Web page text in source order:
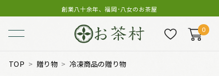
創業八十余年、福岡･八女のお茶屋
0
TOP 贈り物 冷凍商品の贈り物